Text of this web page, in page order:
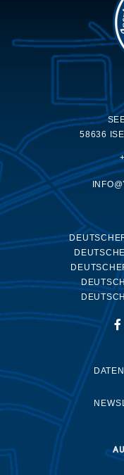
58636